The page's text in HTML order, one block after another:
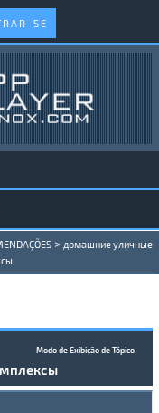
SE
> домашние уличные
Modo de Exibição de Tópico